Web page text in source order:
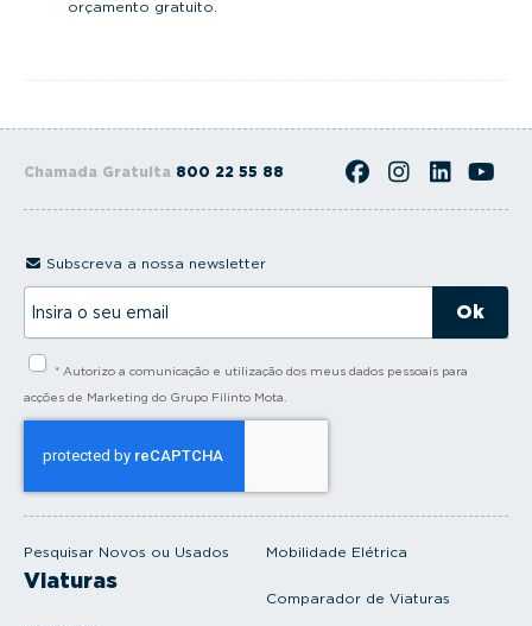
orçamento gratuito.
Chamada Gratuita 800 22 55 88
Pesquisar Novos ou Usados
Viaturas
Mobilidade Elétrica
Comparador de Viaturas
Subscreva a nossa newsletter
s
l
* Autorizo a comunicação e utilização dos meus dados pessoais para
acções de Marketing do Grupo Filinto Mota.